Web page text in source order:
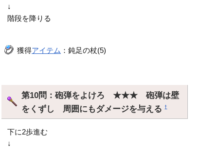
↓
階段を降りる
獲得アイテム ：鈍足の杖(5)
第10問：砲弾をよけろ ★★★ 砲弾は壁
をくずし 周囲にもダメージを与える†
下に2歩進む
↓